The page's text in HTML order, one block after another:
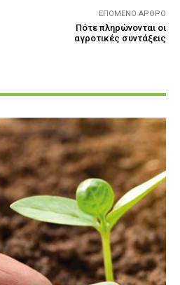
ΕΠΌΜΕΝΟ ΆΡΘΡΟ
Πότε πληρώνονται οι
αγροτικές συντάξεις